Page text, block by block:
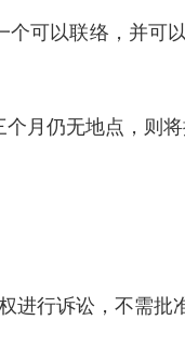
个可以联络，并可
月仍无地点，则
行诉讼，不需批